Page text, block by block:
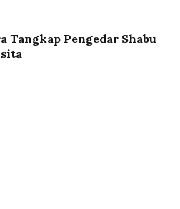
Pengedar Shabu